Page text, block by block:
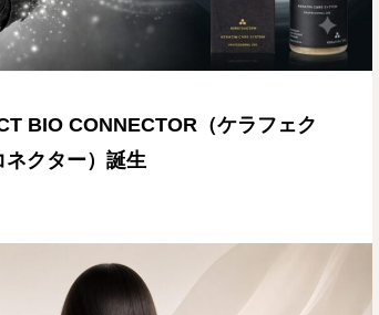
BIO CONNECTOR（ケラフェク
ネクター）誕生